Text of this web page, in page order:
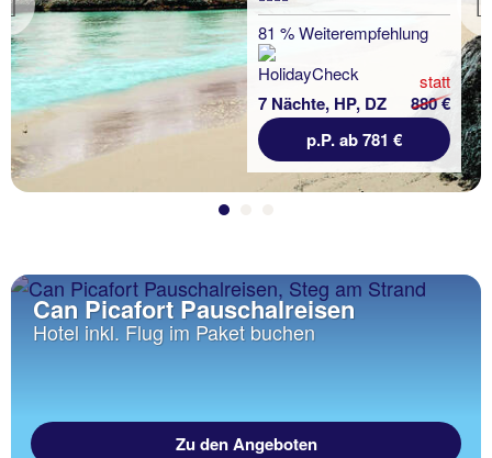
Previous 81 % Weiterempfehlung
7 Nächte, HP, DZ
statt
880 €
p.P. ab 781 €
Can Picafort Pauschalreisen
Hotel inkl. Flug im Paket buchen
Zu den Angeboten